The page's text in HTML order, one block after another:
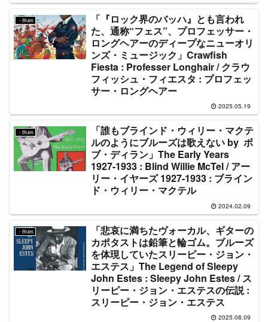
・Blues
「『ロック界のバッハ』とも言われ
た、通称“フェス”、プロフェッサー・
ロングヘアーのディープなニューオリ
ンズ・ミュージック」Crawfish
Fiesta : Professer Longhair / クラウ
フィッシュ・フィエスタ : プロフェッ
サー・ロングヘアー
2025.05.19
・Blues
「誰もブラインド・ウィリー・マクテ
ルのようにブルーズは歌えない by ボ
ブ・ディラン」The Early Years
1927-1933 : Blind Willie McTel / アー
リー・イヤーズ 1927-1933 : ブライン
ド・ウィリー・マクテル
2024.02.09
・Blues
「悲哀に満ちたヴォーカル、ギターの
カポタストは鉛筆と輪ゴム。ブルーズ
を体現していたスリーピー・ジョン・
エステス」The Legend of Sleepy
John Estes : Sleepy John Estes / ス
リーピー・ジョン・エステスの伝説 :
スリーピー・ジョン・エステス
2025.08.09